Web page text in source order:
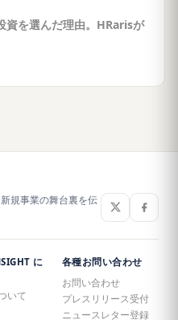
資を選んだ理由。HRarisが
規事業の舞台裏を伝
に
いて
各種お問い合わせ
お問い合わせ
プレスリリース受付
ニュースレター登録